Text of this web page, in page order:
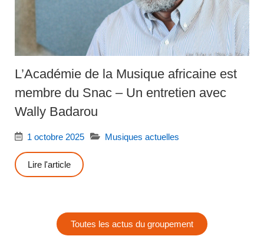
L’Académie de la Musique africaine est
membre du Snac – Un entretien avec
Wally Badarou
1 octobre 2025 Musiques actuelles
Lire l'article
Toutes les actus du groupement